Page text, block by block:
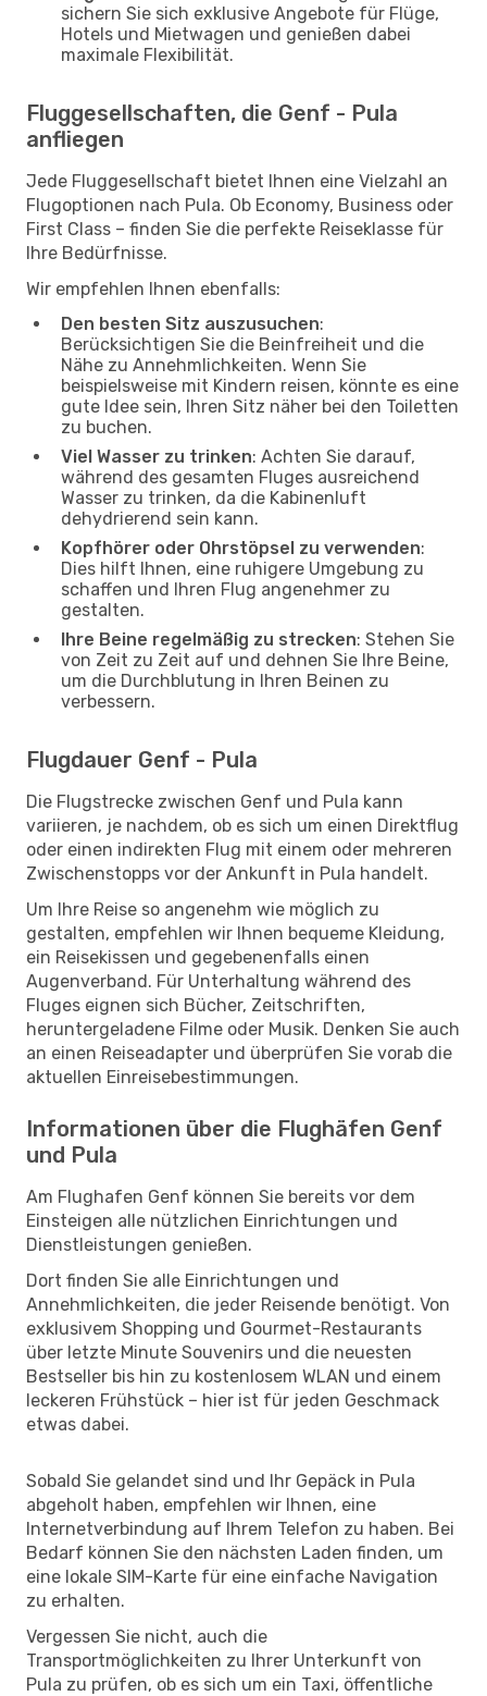
sichern Sie sich exklusive Angebote für Flüge,
Hotels und Mietwagen und genießen dabei
maximale Flexibilität.
Fluggesellschaften, die Genf - Pula
anfliegen
Jede Fluggesellschaft bietet Ihnen eine Vielzahl an
Flugoptionen nach Pula. Ob Economy, Business oder
First Class – finden Sie die perfekte Reiseklasse für
Ihre Bedürfnisse.
Wir empfehlen Ihnen ebenfalls:
Den besten Sitz auszusuchen:
Berücksichtigen Sie die Beinfreiheit und die
Nähe zu Annehmlichkeiten. Wenn Sie
beispielsweise mit Kindern reisen, könnte es eine
gute Idee sein, Ihren Sitz näher bei den Toiletten
zu buchen.
Viel Wasser zu trinken: Achten Sie darauf,
während des gesamten Fluges ausreichend
Wasser zu trinken, da die Kabinenluft
dehydrierend sein kann.
Kopfhörer oder Ohrstöpsel zu verwenden:
Dies hilft Ihnen, eine ruhigere Umgebung zu
schaffen und Ihren Flug angenehmer zu
gestalten.
Ihre Beine regelmäßig zu strecken: Stehen Sie
von Zeit zu Zeit auf und dehnen Sie Ihre Beine,
um die Durchblutung in Ihren Beinen zu
verbessern.
Flugdauer Genf - Pula
Die Flugstrecke zwischen Genf und Pula kann
variieren, je nachdem, ob es sich um einen Direktflug
oder einen indirekten Flug mit einem oder mehreren
Zwischenstopps vor der Ankunft in Pula handelt.
Um Ihre Reise so angenehm wie möglich zu
gestalten, empfehlen wir Ihnen bequeme Kleidung,
ein Reisekissen und gegebenenfalls einen
Augenverband. Für Unterhaltung während des
Fluges eignen sich Bücher, Zeitschriften,
heruntergeladene Filme oder Musik. Denken Sie auch
an einen Reiseadapter und überprüfen Sie vorab die
aktuellen Einreisebestimmungen.
Informationen über die Flughäfen Genf
und Pula
Am Flughafen Genf können Sie bereits vor dem
Einsteigen alle nützlichen Einrichtungen und
Dienstleistungen genießen.
Dort finden Sie alle Einrichtungen und
Annehmlichkeiten, die jeder Reisende benötigt. Von
exklusivem Shopping und Gourmet-Restaurants
über letzte Minute Souvenirs und die neuesten
Bestseller bis hin zu kostenlosem WLAN und einem
leckeren Frühstück – hier ist für jeden Geschmack
etwas dabei.
Sobald Sie gelandet sind und Ihr Gepäck in Pula
abgeholt haben, empfehlen wir Ihnen, eine
Internetverbindung auf Ihrem Telefon zu haben. Bei
Bedarf können Sie den nächsten Laden finden, um
eine lokale SIM-Karte für eine einfache Navigation
zu erhalten.
Vergessen Sie nicht, auch die
Transportmöglichkeiten zu Ihrer Unterkunft von
Pula zu prüfen, ob es sich um ein Taxi, öffentliche